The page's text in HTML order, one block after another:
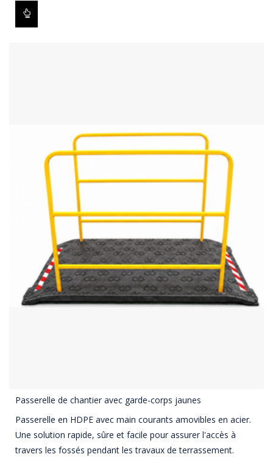
Passerelle de chantier avec garde-corps jaunes
Passerelle en HDPE avec main courants amovibles en acier.
Une solution rapide, sûre et facile pour assurer l'accès à
travers les fossés pendant les travaux de terrassement.